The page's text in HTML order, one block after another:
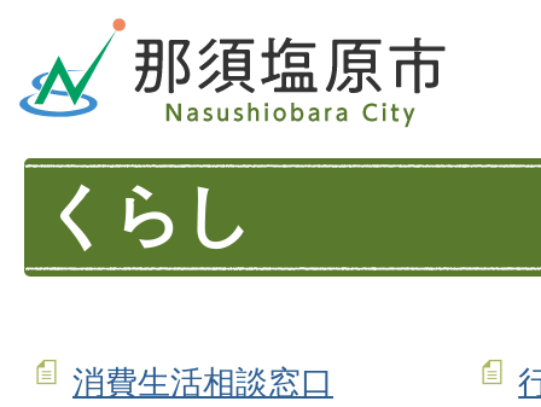
くらし
消費生活相談窓口